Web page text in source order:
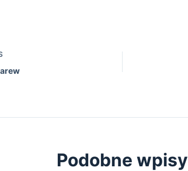
Podobne wpisy